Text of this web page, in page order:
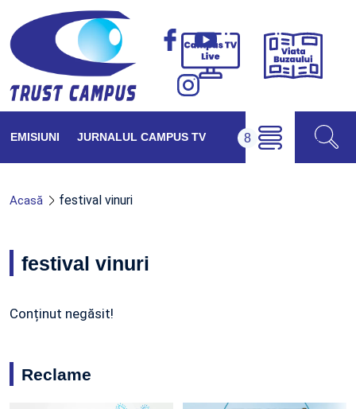
Campus
Viața
EMISIUNI JURNALUL CAMPUS TV
Acasă festival vinuri
festival vinuri
Conținut negăsit!
Reclame